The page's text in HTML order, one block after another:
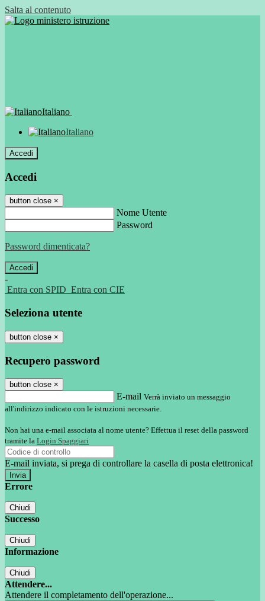
Salta al contenuto
Italiano
Italiano
Accedi
Accedi
button close ×
Nome Utente
Password
Password dimenticata?
-
Entra con SPID Entra con CIE
Seleziona utente
button close ×
Recupero password
button close ×
E-mail Verrà inviato un messaggio
all'indirizzo indicato con le istruzioni necessarie.
Non hai una e-mail associata al nome utente? Effettua il reset della password
tramite la Login Spaggiari
E-mail inviata, si prega di controllare la casella di posta elettronica!
Errore
Chiudi
Successo
Chiudi
Informazione
Chiudi
Attendere...
Attendere il completamento dell'operazione...